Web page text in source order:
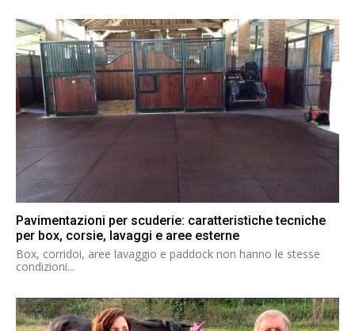
Pavimentazioni per scuderie: caratteristiche tecniche
per box, corsie, lavaggi e aree esterne
Box, corridoi, aree lavaggio e paddock non hanno le stesse
condizioni...